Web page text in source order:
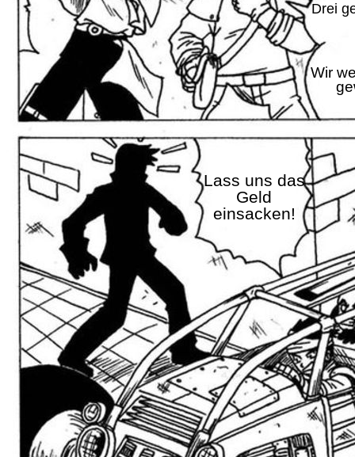
Lass uns das
Geld
einsacken!
Wir
Drei